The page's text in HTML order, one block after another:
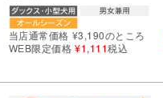
当店通常価格 ¥3,190のところ
WEB限定価格 ¥1,111税込